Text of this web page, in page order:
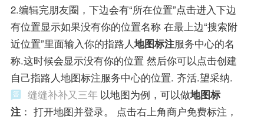
2.编辑完朋友圈，下边会有“所在位置”点击进入下边
有位置显示如果没有你的位置名称 在最上边“搜索附
近位置”里面输入你的指路人地图标注服务中心的名
称.这时候会显示没有你的位置 然后你可以点击创建
自己指路人地图标注服务中心的位置. 齐活.望采纳.
缝缝补补又三年 以地图为例，可以做地图标
注： 打开地图并登录。 点击右上角商户免费标注，